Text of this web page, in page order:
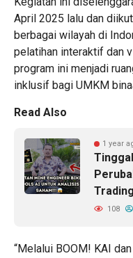
April 2025 lalu dan
berbagai wilayah di
pelatihan interaktif dan
program ini menjadi
inklusif bagi UMKM
Read Also
1 year
108
“Melalui BOOM! KAI